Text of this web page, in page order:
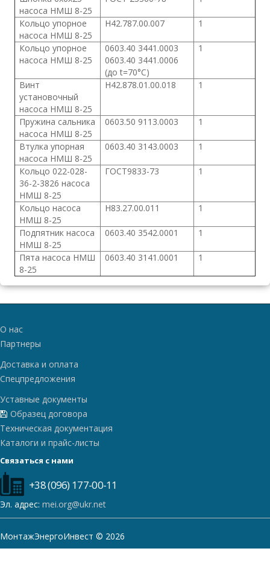
насоса НМШ 8-25
Кольцо упорное
насоса НМШ 8-25
Н42.787.00.007 1
Кольцо упорное
насоса НМШ 8-25
0603.40 3441.0003
0603.40 3441.0006
(до t=70°С)
1
Винт
установочный
насоса НМШ 8-25
Н42.878.01.00.018 1
Пружина сальника
насоса НМШ 8-25
0603.50 9113.0003 1
Втулка упорная
насоса НМШ 8-25
0603.40 3143.0003 1
Кольцо 022-028-
36-2-3826 насоса
НМШ 8-25
ГОСТ9833-73 1
Кольцо насоса
НМШ 8-25
Н83.27.00.011 1
Подпятник насоса
НМШ 8-25
0603.40 3542.0001 1
Пята насоса НМШ
8-25
0603.40 3141.0001 1
О нас
Партнеры
Доставка и оплата
Спецпредложения
Уставные документы
Образец договора
Техническая документация
Каталоги и прайс-листы
Связаться с нами
+38 (096) 177-00-11
Эл. адрес: mei.org@ukr.net
МонтажЭнергоИнвест © 2026